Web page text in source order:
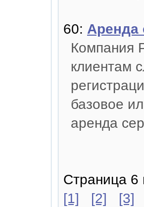
60: Аренда
Компания
клиентам
базовое
аренда
Страница 6
[1]
[2]
[3]